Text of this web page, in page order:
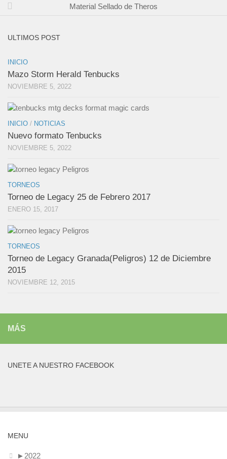
Material Sellado de Theros
ULTIMOS POST
INICIO
Mazo Storm Herald Tenbucks
NOVIEMBRE 5, 2022
INICIO / NOTICIAS
Nuevo formato Tenbucks
NOVIEMBRE 5, 2022
TORNEOS
Torneo de Legacy 25 de Febrero 2017
ENERO 15, 2017
TORNEOS
Torneo de Legacy Granada(Peligros) 12 de Diciembre
2015
NOVIEMBRE 12, 2015
MÁS
UNETE A NUESTRO FACEBOOK
MENU
► 2022